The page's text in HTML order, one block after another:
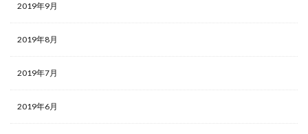
2019年9月
2019年8月
2019年7月
2019年6月